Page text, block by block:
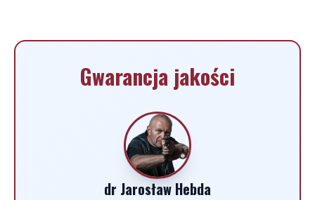
Gwarancja jakości
dr Jarosław Hebda